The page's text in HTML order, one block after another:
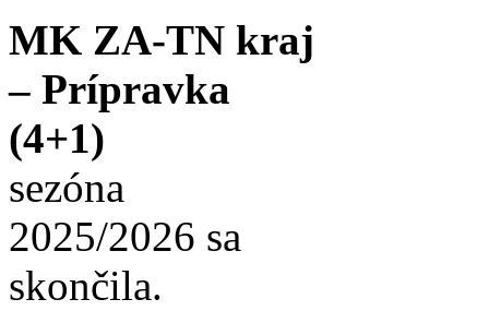
MK ZA-TN kraj
– Prípravka
(4+1)
sezóna
2025/2026 sa
skončila.